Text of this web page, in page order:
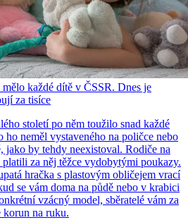
každé dítě v ČSSR. Dnes je
za tisíce
století po něm toužilo snad každé
neměl vystaveného na poličce nebo
jako by tehdy neexistoval. Rodiče na
za něj těžce vydobytými poukazy.
hračka s plastovým obličejem vrací
se vám doma na půdě nebo v krabici
vzácný model, sběratelé vám za
korun na ruku.